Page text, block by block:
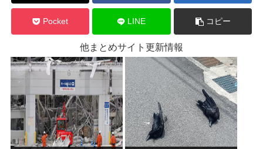
Pocket LINE コピー
他まとめサイト更新情報